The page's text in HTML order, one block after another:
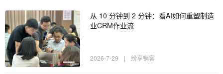
从 10 分钟到 2 分钟：看AI如何重塑制造
业CRM作业流
2026-7-29 | 纷享销客